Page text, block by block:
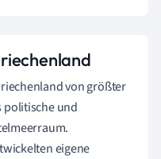
von größter
politische und
eigene